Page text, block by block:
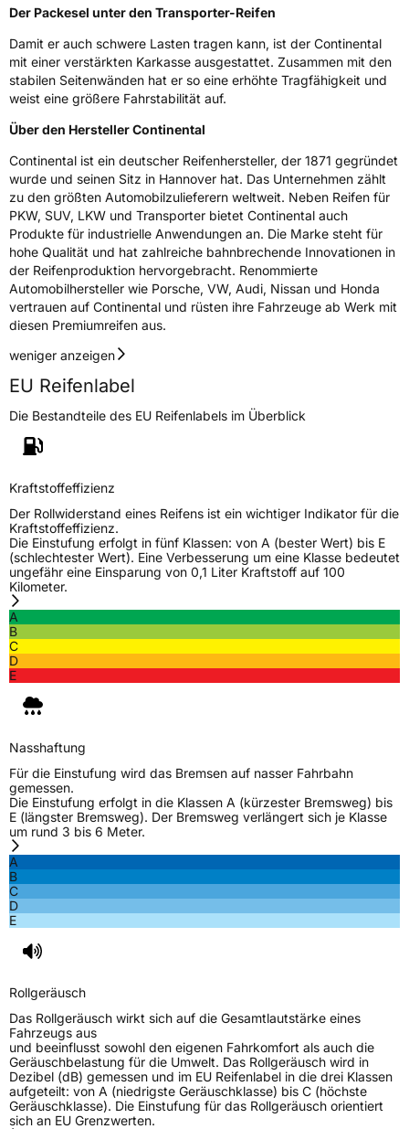
Rollgeräusch (Klasse) B
Rollgeräusch (dB)72
Fahrzeugklasse
3PMSF / Schneeflockensymbol / Alpine-Symbol Nein
EisgripNein
EPREL ID505798
Allgemeine Produktsicherheit (GPSR)
HerstellerkontaktContinental Reifen Deutschland GmbH
Continental-Plaza 1 30173 Hannover
Deutschland,
Der Packesel unter den Transporter-Reifen
Damit er auch schwere Lasten tragen kann, ist der Continental
mit einer verstärkten Karkasse ausgestattet. Zusammen mit den
stabilen Seitenwänden hat er so eine erhöhte Tragfähigkeit und
weist eine größere Fahrstabilität auf.
Über den Hersteller Continental
Continental ist ein deutscher Reifenhersteller, der 1871 gegründet
wurde und seinen Sitz in Hannover hat. Das Unternehmen zählt
zu den größten Automobilzulieferern weltweit. Neben Reifen für
PKW, SUV, LKW und Transporter bietet Continental auch
Produkte für industrielle Anwendungen an. Die Marke steht für
hohe Qualität und hat zahlreiche bahnbrechende Innovationen in
der Reifenproduktion hervorgebracht. Renommierte
Automobilhersteller wie Porsche, VW, Audi, Nissan und Honda
vertrauen auf Continental und rüsten ihre Fahrzeuge ab Werk mit
diesen Premiumreifen aus.
weniger anzeigen
EU Reifenlabel
Die Bestandteile des EU Reifenlabels im Überblick
Kraftstoffeffizienz
Der Rollwiderstand eines Reifens ist ein wichtiger Indikator für die
Kraftstoffeffizienz.
Die Einstufung erfolgt in fünf Klassen: von A (bester Wert) bis E
(schlechtester Wert). Eine Verbesserung um eine Klasse bedeutet
ungefähr eine Einsparung von 0,1 Liter Kraftstoff auf 100
Kilometer.
A
B
C
D
E
Nasshaftung
Für die Einstufung wird das Bremsen auf nasser Fahrbahn
gemessen.
Die Einstufung erfolgt in die Klassen A (kürzester Bremsweg) bis
E (längster Bremsweg). Der Bremsweg verlängert sich je Klasse
um rund 3 bis 6 Meter.
A
B
C
D
E
Rollgeräusch
Das Rollgeräusch wirkt sich auf die Gesamtlautstärke eines
Fahrzeugs aus
und beeinflusst sowohl den eigenen Fahrkomfort als auch die
Geräuschbelastung für die Umwelt. Das Rollgeräusch wird in
Dezibel (dB) gemessen und im EU Reifenlabel in die drei Klassen
aufgeteilt: von A (niedrigste Geräuschklasse) bis C (höchste
Geräuschklasse). Die Einstufung für das Rollgeräusch orientiert
sich an EU Grenzwerten.